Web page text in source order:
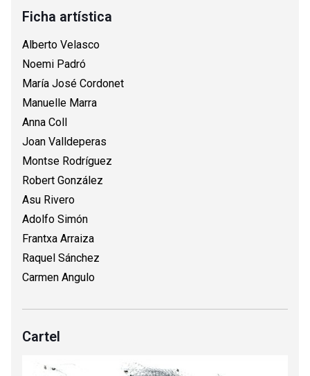
Ficha artística
Alberto Velasco
Noemi Padró
María José Cordonet
Manuelle Marra
Anna Coll
Joan Valldeperas
Montse Rodríguez
Robert González
Asu Rivero
Adolfo Simón
Frantxa Arraiza
Raquel Sánchez
Carmen Angulo
Cartel